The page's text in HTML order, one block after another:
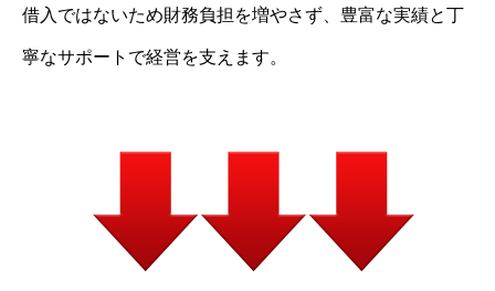
借入ではないため財務負担を増やさず、豊富な実績と丁
寧なサポートで経営を支えます。